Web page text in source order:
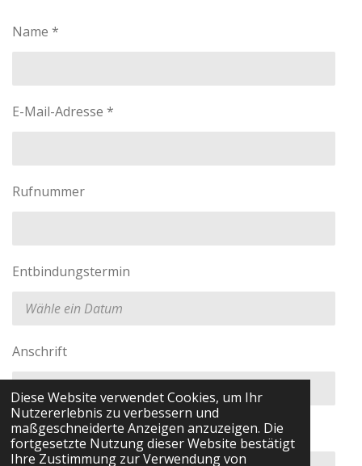
Diese Website verwendet Cookies, um Ihr
Nutzererlebnis zu verbessern und
maßgeschneiderte Anzeigen anzuzeigen. Die
fortgesetzte Nutzung dieser Website bestätigt
Ihre Zustimmung zur Verwendung von
Name *
E-Mail-Adresse *
Rufnummer
Entbindungstermin
Anschrift
Nachricht *